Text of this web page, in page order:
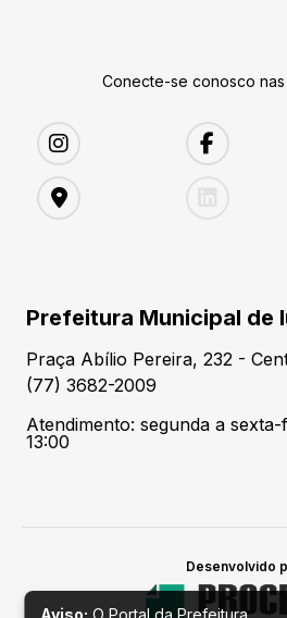
Conecte-se conosco
Prefeitura Municipal de
Praça Abílio Pereira, 232 -
(77) 3682-2009
Atendimento: segunda a
13:00
Desenvolvido
Aviso: O Portal da Prefeitura